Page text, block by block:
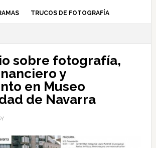
TRUCOS DE FOTOGRAFÍA
sobre fotografía,
y
en Museo
de Navarra